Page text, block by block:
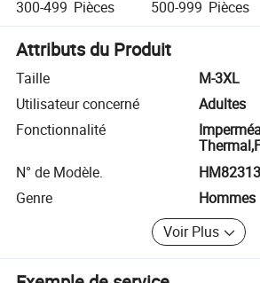
300-499 Pièces 500-999 Pièces
Attributs du Produit
Taille
M-3XL
Utilisateur concerné
Adultes
Fonctionnalité
N° de Modèle.
Genre
Hommes
Voir Plus